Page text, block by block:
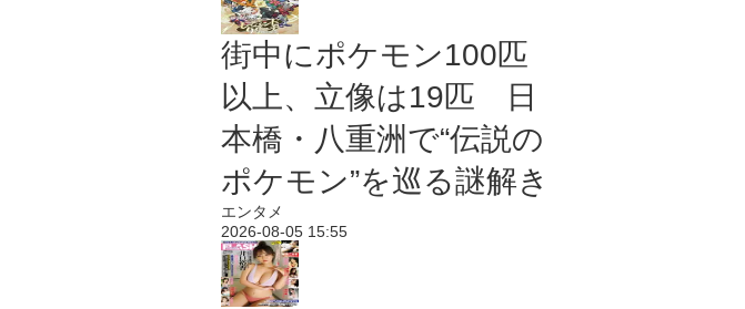
街中にポケモン100匹
以上、立像は19匹 日
本橋・八重洲で“伝説の
ポケモン”を巡る謎解き
エンタメ
2026-08-05 15:55